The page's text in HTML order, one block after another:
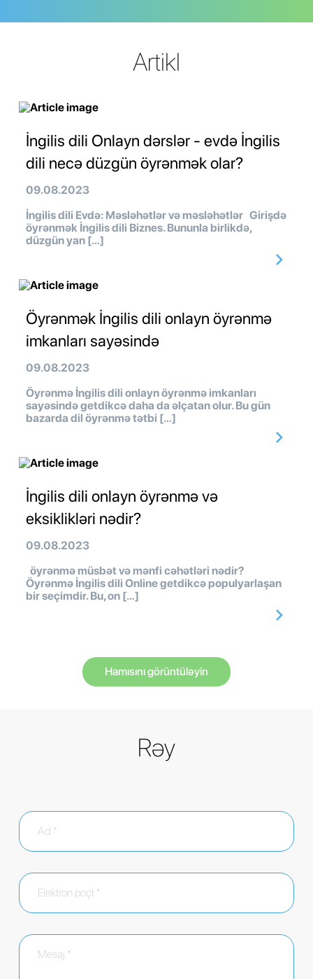
Artikl
İngilis dili Onlayn dərslər - evdə İngilis
dili necə düzgün öyrənmək olar?
09.08.2023
İngilis dili Evdə: Məsləhətlər və məsləhətlər Girişdə
öyrənmək İngilis dili Biznes. Bununla birlikdə,
düzgün yan […]
Öyrənmək İngilis dili onlayn öyrənmə
imkanları sayəsində
09.08.2023
Öyrənmə İngilis dili onlayn öyrənmə imkanları
sayəsində getdikcə daha da əlçatan olur. Bu gün
bazarda dil öyrənmə tətbi […]
İngilis dili onlayn öyrənmə və
eksiklikləri nədir?
09.08.2023
öyrənmə müsbət və mənfi cəhətləri nədir?
Öyrənmə İngilis dili Online getdikcə populyarlaşan
bir seçimdir. Bu, on […]
Hamısını görüntüləyin
Rəy